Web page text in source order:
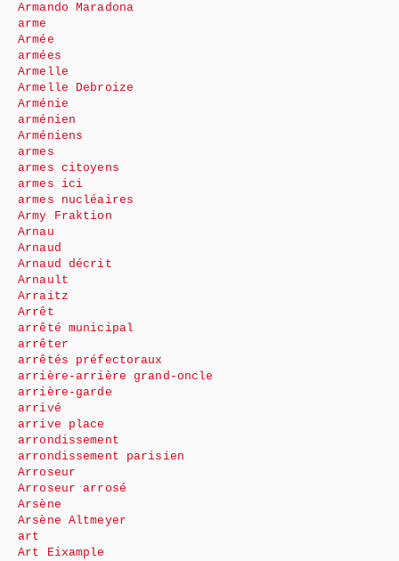
Armando Maradona
arme
Armée
armées
Armelle
Armelle Debroize
Arménie
arménien
Arméniens
armes
armes citoyens
armes ici
armes nucléaires
Army Fraktion
Arnau
Arnaud
Arnaud décrit
Arnault
Arraitz
Arrêt
arrêté municipal
arrêter
arrêtés préfectoraux
arrière-arrière grand-oncle
arrière-garde
arrivé
arrive place
arrondissement
arrondissement parisien
Arroseur
Arroseur arrosé
Arsène
Arsène Altmeyer
art
Art Eixample